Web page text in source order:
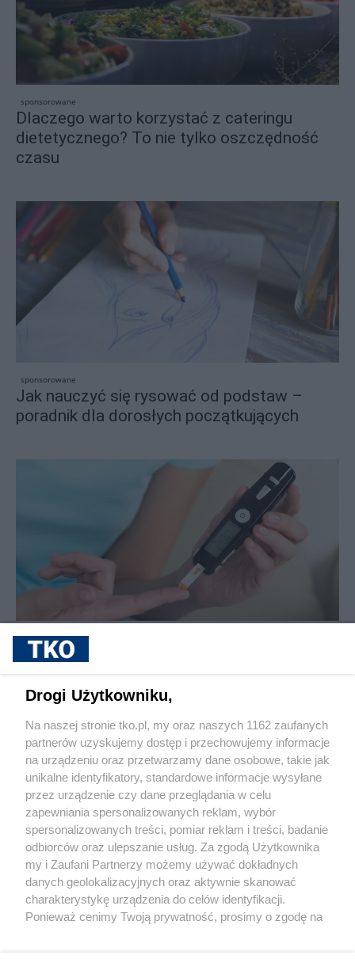
sponsorowane
Dlaczego warto korzystać z cateringu
dietetycznego? To nie tylko oszczędność
czasu
sponsorowane
Jak nauczyć się rysować od podstaw –
poradnik dla dorosłych początkujących
sponsorowane
Cukrzyca – cicha epidemia, która
możliwości leczenia i rosnąca rola
Pokaż więcej
Reklama Tematy Archiwum artykułów
Drogi Użytkowniku,
Na naszej stronie tko.pl, my oraz naszych 1162 zaufanych
partnerów uzyskujemy dostęp i przechowujemy informacje
na urządzeniu oraz przetwarzamy dane osobowe, takie jak
unikalne identyfikatory, standardowe informacje wysyłane
przez urządzenie czy dane przeglądania w celu
zapewniania spersonalizowanych reklam, wybór
spersonalizowanych treści, pomiar reklam i treści, badanie
odbiorców oraz ulepszanie usług. Za zgodą Użytkownika
my i Zaufani Partnerzy możemy używać dokładnych
danych geolokalizacyjnych oraz aktywnie skanować
charakterystykę urządzenia do celów identyfikacji.
Ponieważ cenimy Twoją prywatność, prosimy o zgodę na